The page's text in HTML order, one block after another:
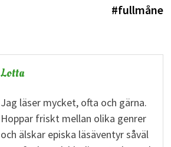
#fullmåne
Lotta
Jag läser mycket, ofta och gärna.
Hoppar friskt mellan olika genrer
och älskar episka läsäventyr såväl